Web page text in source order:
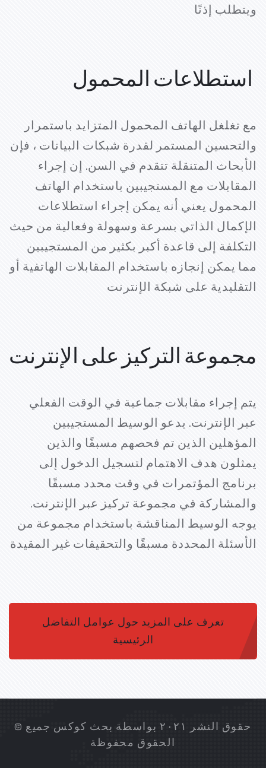
ويتطلب إذنًا
استطلاعات المحمول
مع تغلغل الهاتف المحمول المتزايد باستمرار
والتحسين المستمر لقدرة شبكات البيانات ، فإن
الأبحاث المتنقلة تتقدم في السن. إن إجراء
المقابلات مع المستجيبين باستخدام الهاتف
المحمول يعني أنه يمكن إجراء استطلاعات
الإكمال الذاتي بسرعة وسهولة وفعالية من حيث
التكلفة إلى قاعدة أكبر بكثير من المستجيبين
مما يمكن إنجازه باستخدام المقابلات الهاتفية أو
التقليدية على شبكة الإنترنت
مجموعة التركيز على الإنترنت
يتم إجراء مقابلات جماعية في الوقت الفعلي
عبر الإنترنت. يدعو الوسيط المستجيبين
المؤهلين الذين تم فحصهم مسبقًا والذين
يمثلون هدف الاهتمام لتسجيل الدخول إلى
برنامج المؤتمرات في وقت محدد مسبقًا
والمشاركة في مجموعة تركيز عبر الإنترنت.
يوجه الوسيط المناقشة باستخدام مجموعة من
الأسئلة المحددة مسبقًا والتحقيقات غير المقيدة
تعرف على المزيد حول عوامل التفاضل
الرئيسية
© حقوق النشر ٢٠٢١ بواسطة بحث كوكس جميع
الحقوق محفوظة